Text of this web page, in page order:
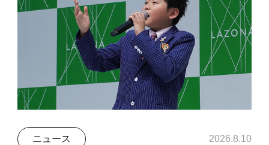
ニュース 2026.8.10